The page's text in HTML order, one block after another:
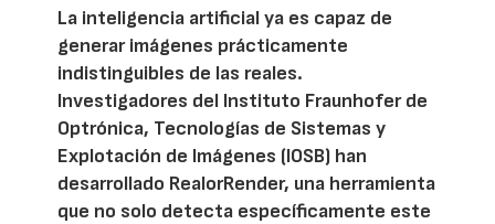
La inteligencia artificial ya es capaz de
generar imágenes prácticamente
indistinguibles de las reales.
Investigadores del Instituto Fraunhofer de
Optrónica, Tecnologías de Sistemas y
Explotación de Imágenes (IOSB) han
desarrollado RealorRender, una herramienta
que no solo detecta específicamente este